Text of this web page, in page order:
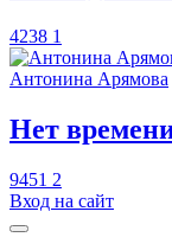
4238 1
Антонина Арямова
​Нет
9451 2
Вход на сайт